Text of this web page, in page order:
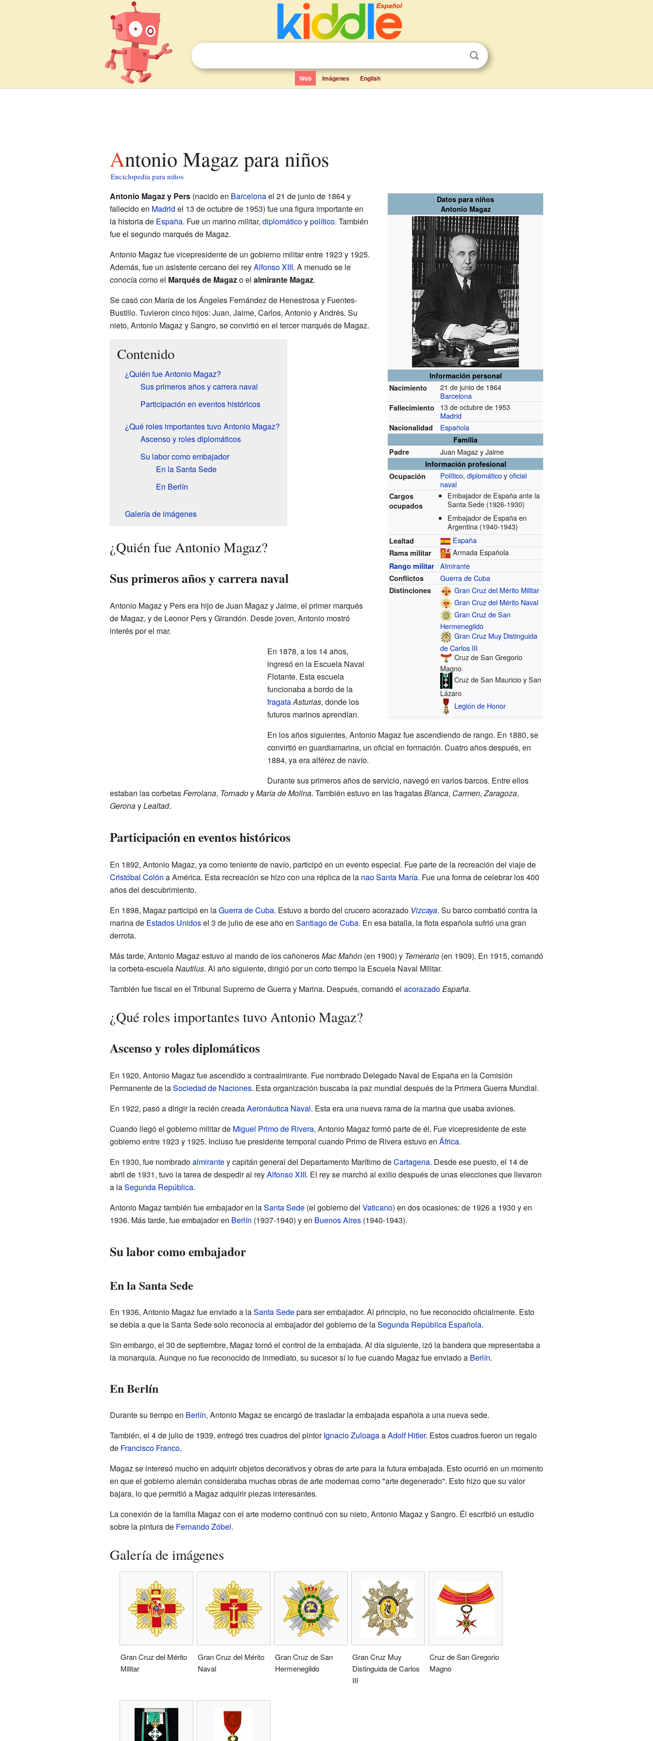
Web Imágenes English
Antonio Magaz para niños
Enciclopedia para niños
Datos para niños
Antonio Magaz
Información personal
Nacimiento
21 de junio de 1864
Barcelona
Fallecimiento
13 de octubre de 1953
Madrid
Nacionalidad Española
Familia
Padre
Juan Magaz y Jaime
Información profesional
Ocupación
Político,diplomáticoyoficial
naval
Cargos
ocupados
Embajador de España ante la
Santa Sede (1926-1930)
Embajador de España en
Argentina (1940-1943)
Lealtad España
Rama militar Armada Española
Rango militar Almirante
Conflictos Guerra de Cuba
Distinciones
Gran Cruz del Mérito Militar
Gran Cruz del Mérito Naval
Gran Cruz de San
Hermenegildo
Gran Cruz Muy Distinguida
de Carlos III
Cruz de San Gregorio
Magno
Cruz de San Mauricio y San
Lázaro
Legión de Honor
Antonio Magaz y Pers(nacido en Barcelonael 21 de junio de 1864 y
fallecido en Madrid el 13 de octubre de 1953) fue una figura importante en
la historia de España. Fue un marino militar, diplomáticoypolítico. También
fue el segundo marqués de Magaz.
Antonio Magaz fue vicepresidente de un gobierno militar entre 1923 y 1925.
Además, fue un asistente cercano del reyAlfonso XIII. A menudo se le
conocía como el Marqués de Magazo el almirante Magaz.
Se casó con María de los Ángeles Fernández de Henestrosa y Fuentes-
Bustillo. Tuvieron cinco hijos: Juan, Jaime, Carlos, Antonio y Andrés. Su
nieto, Antonio Magaz y Sangro, se convirtió en el tercer marqués de Magaz.
Contenido
¿Quién fue Antonio Magaz?
Sus primeros años y carrera naval
Participación en eventos históricos
¿Qué roles importantes tuvo Antonio Magaz?
Ascenso y roles diplomáticos
Su labor como embajador
En la Santa Sede
En Berlín
Galería de imágenes
¿Quién fue Antonio Magaz?
Sus primeros años y carrera naval
Antonio Magaz y Pers era hijo de Juan Magaz y Jaime, el primer marqués
de Magaz, y de Leonor Pers y Girandón. Desde joven, Antonio mostró
interés por el mar.
En 1878, a los 14 años,
ingresó en la Escuela Naval
Flotante. Esta escuela
funcionaba a bordo de la
fragataAsturias, donde los
futuros marinos aprendían.
En los años siguientes, Antonio Magaz fue ascendiendo de rango. En 1880, se
convirtió en guardiamarina, un oficial en formación. Cuatro años después, en
1884, ya era alférez de navío.
Durante sus primeros años de servicio, navegó en varios barcos. Entre ellos
estaban las corbetasFerrolana, TornadoyMaría de Molina. También estuvo en las fragatasBlanca, Carmen,Zaragoza,
GeronayLealtad.
Participación en eventos históricos
En 1892, Antonio Magaz, ya como teniente de navío, participó en un evento especial. Fue parte de la recreación del viaje de
Cristóbal Colón a América. Esta recreación se hizo con una réplica de la nao Santa María. Fue una forma de celebrar los 400
años del descubrimiento.
En 1898, Magaz participó en laGuerra de Cuba. Estuvo a bordo del crucero acorazado Vizcaya. Su barco combatió contra la
marina de Estados Unidosel 3 de julio de ese año en Santiago de Cuba. En esa batalla, la flota española sufrió una gran
derrota.
Más tarde, Antonio Magaz estuvo al mando de los cañonerosMac Mahón(en 1900) y Temerario(en 1909). En 1915, comandó
la corbeta-escuelaNautilus. Al año siguiente, dirigió por un corto tiempo la Escuela Naval Militar.
También fue fiscal en el Tribunal Supremo de Guerra y Marina. Después, comandó el acorazadoEspaña.
¿Qué roles importantes tuvo Antonio Magaz?
Ascenso y roles diplomáticos
En 1920, Antonio Magaz fue ascendido a contraalmirante. Fue nombrado Delegado Naval de España en la Comisión
Permanente de laSociedad de Naciones. Esta organización buscaba la paz mundial después de la Primera Guerra Mundial.
En 1922, pasó a dirigir la recién creadaAeronáutica Naval. Esta era una nueva rama de la marina que usaba aviones.
Cuando llegó el gobierno militar de Miguel Primo de Rivera, Antonio Magaz formó parte de él. Fue vicepresidente de este
gobierno entre 1923 y 1925. Incluso fue presidente temporal cuando Primo de Rivera estuvo en África.
En 1930, fue nombradoalmirantey capitán general del Departamento Marítimo deCartagena. Desde ese puesto, el 14 de
abril de 1931, tuvo la tarea de despedir al reyAlfonso XIII. El rey se marchó al exilio después de unas elecciones que llevaron
a laSegunda República.
Antonio Magaz también fue embajador en laSanta Sede(el gobierno del Vaticano) en dos ocasiones: de 1926 a 1930 y en
1936. Más tarde, fue embajador en Berlín (1937-1940) y en Buenos Aires(1940-1943).
Su labor como embajador
En la Santa Sede
En 1936, Antonio Magaz fue enviado a laSanta Sedepara ser embajador. Al principio, no fue reconocido oficialmente. Esto
se debía a que la Santa Sede solo reconocía al embajador del gobierno de laSegunda República Española.
Sin embargo, el 30 de septiembre, Magaz tomó el control de la embajada. Al día siguiente, izó la bandera que representaba a
la monarquía. Aunque no fue reconocido de inmediato, su sucesor sí lo fue cuando Magaz fue enviado a Berlín.
En Berlín
Durante su tiempo en Berlín, Antonio Magaz se encargó de trasladar la embajada española a una nueva sede.
También, el 4 de julio de 1939, entregó tres cuadros del pintorIgnacio ZuloagaaAdolf Hitler. Estos cuadros fueron un regalo
de Francisco Franco.
Magaz se interesó mucho en adquirir objetos decorativos y obras de arte para la futura embajada. Esto ocurrió en un momento
en que el gobierno alemán consideraba muchas obras de arte modernas como "arte degenerado". Esto hizo que su valor
bajara, lo que permitió a Magaz adquirir piezas interesantes.
La conexión de la familia Magaz con el arte moderno continuó con su nieto, Antonio Magaz y Sangro. Él escribió un estudio
sobre la pintura de Fernando Zóbel.
Galería de imágenes
Gran Cruz del Mérito
Militar
Gran Cruz del Mérito
Naval
Gran Cruz de San
Hermenegildo
Gran Cruz Muy
Distinguida de Carlos
III
Cruz de San Gregorio
Magno